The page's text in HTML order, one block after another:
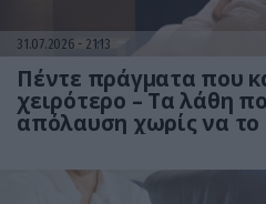
31.07.2026 21:13
Πέντε πράγματα που
χειρότερο – Τα λάθη
απόλαυση χωρίς να το